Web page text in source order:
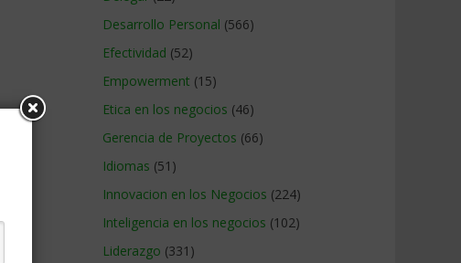
Desarrollo Personal (566)
Efectividad (52)
Empowerment (15)
Etica en los negocios (46)
Gerencia de Proyectos (66)
Idiomas (51)
Innovacion en los Negocios (224)
Inteligencia en los negocios (102)
Liderazgo (331)